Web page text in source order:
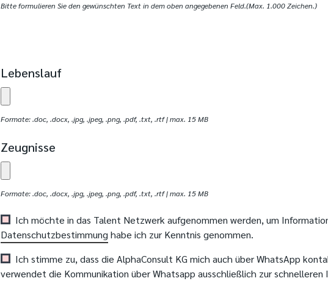
Bitte formulieren Sie den gewünschten Text in dem oben angegebenen Feld.(Max. 1.000 Zeichen.)
Lebenslauf
Formate: .doc, .docx, .jpg, .jpeg, .png, .pdf, .txt, .rtf | max. 15 MB
Zeugnisse
Formate: .doc, .docx, .jpg, .jpeg, .png, .pdf, .txt, .rtf | max. 15 MB
Ich möchte in das Talent Netzwerk aufgenommen werden, um
Datenschutzbestimmung habe ich zur Kenntnis genommen.
Ich stimme zu, dass die AlphaConsult KG mich auch über WhatsApp
verwendet die Kommunikation über Whatsapp ausschließlich zur schnelleren